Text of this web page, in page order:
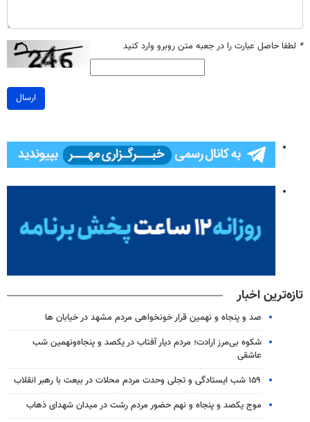
* لطفا حاصل عبارت را در جعبه متن روبرو وارد کنید
ارسال
تازه‌ترین اخبار
صد و پنجاه و نهمین قرار خونخواهی مردم مشهد در خیابان ها
شکوه بی‌مرز ارادت؛ مردم دیار آفتاب در یکصد و پنجاه‌ونهمین شب
عاشقی
۱۵۹ شب ایستادگی و تجلی وحدت مردم محلات در بیعت با رهبر انقلاب
موج یکصد و پنجاه و نهم حضور مردم رشت در میدان شهدای ذهاب